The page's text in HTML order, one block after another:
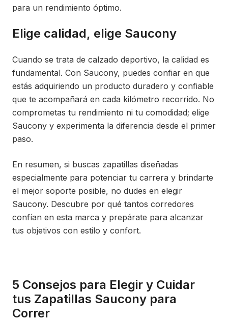
para un rendimiento óptimo.
Elige calidad, elige Saucony
Cuando se trata de calzado deportivo, la calidad es
fundamental. Con Saucony, puedes confiar en que
estás adquiriendo un producto duradero y confiable
que te acompañará en cada kilómetro recorrido. No
comprometas tu rendimiento ni tu comodidad; elige
Saucony y experimenta la diferencia desde el primer
paso.
En resumen, si buscas zapatillas diseñadas
especialmente para potenciar tu carrera y brindarte
el mejor soporte posible, no dudes en elegir
Saucony. Descubre por qué tantos corredores
confían en esta marca y prepárate para alcanzar
tus objetivos con estilo y confort.
5 Consejos para Elegir y Cuidar
tus Zapatillas Saucony para
Correr